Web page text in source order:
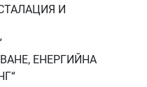
И
ЕНЕРГИЙНА